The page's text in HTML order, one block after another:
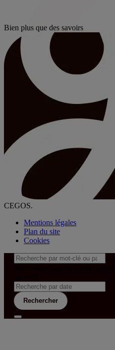
Bien plus que des savoirs
CEGOS.
Mentions légales
Plan du site
Cookies
Rechercher